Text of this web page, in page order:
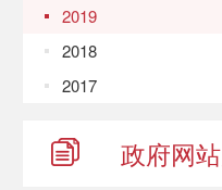
2019
2018
2017
政府网站